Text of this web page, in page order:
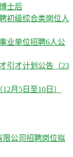
士后
初级综合类岗位人
业单位招聘6人公
引才计划公告（23
月5日至10日）